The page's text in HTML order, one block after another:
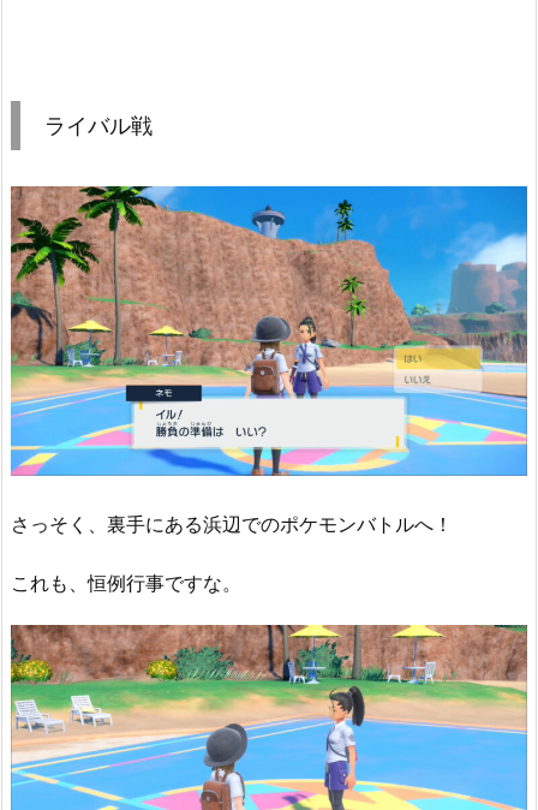
ライバル戦
さっそく、裏手にある浜辺でのポケモンバトルへ！
これも、恒例行事ですな。